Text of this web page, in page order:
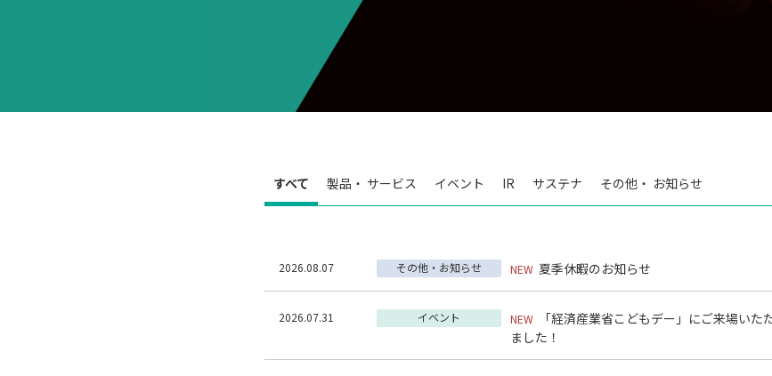
すべて 製品・ サービス イベント IR サステナ その他・ お知らせ
2026.08.07 その他・お知らせ NEW 夏季休暇のお知らせ
2026.07.31 イベント NEW
「経済産業省こどもデー」にご来場いた
ました！